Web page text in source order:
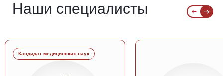
Наши специалисты
Кандидат медицинских наук